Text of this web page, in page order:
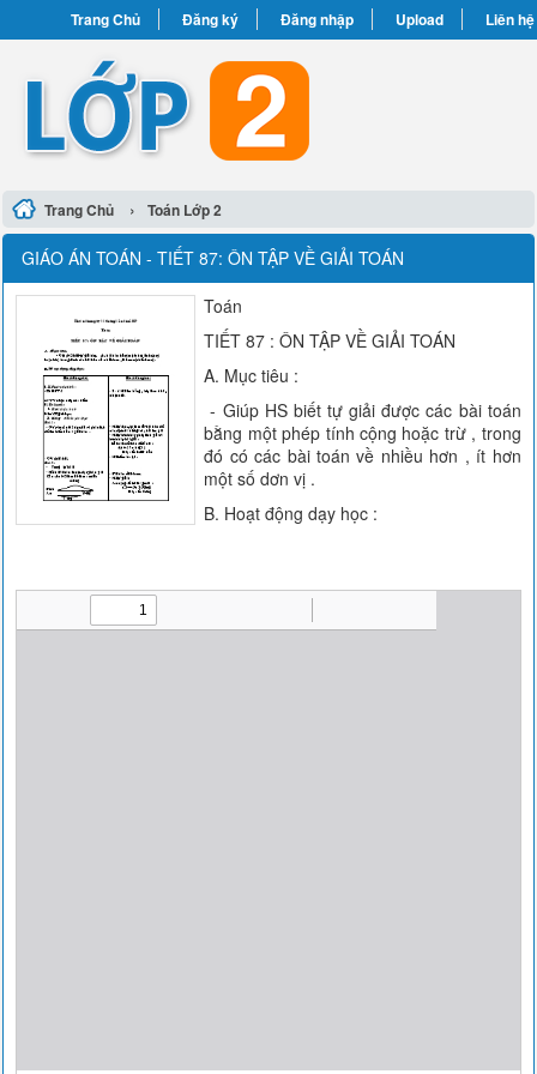
Trang Chủ Đăng ký Đăng nhập Upload Liên hệ
Trang Chủ › Toán Lớp 2
GIÁO ÁN TOÁN - TIẾT 87: ÔN TẬP VỀ GIẢI TOÁN
Toán
TIẾT 87 : ÔN TẬP VỀ GIẢI TOÁN
A. Mục tiêu :
- Giúp HS biết tự giải được các bài toán
bằng một phép tính cộng hoặc trừ , trong
đó có các bài toán về nhiều hơn , ít hơn
một số dơn vị .
B. Hoạt động dạy học :